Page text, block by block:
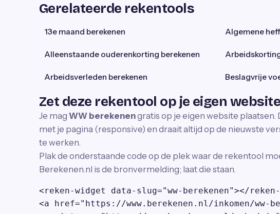
Gerelateerde rekentools
13e maand berekenen Algemene
Alleenstaande ouderenkorting berekenen
Arbeidsverleden berekenen Beslagvrije
Zet deze rekentool op je eigen website
Je mag WW berekenengratis op je eigen website
met je pagina (responsive) en draait altijd op de nieuwste
te werken.
Plak de onderstaande code op de plek waar de rekentool
Berekenen.nl is de bronvermelding; laat die staan.
<reken-widget data-slug="ww-berekenen"></
<a href="https://www.berekenen.nl/inkomen/ww-